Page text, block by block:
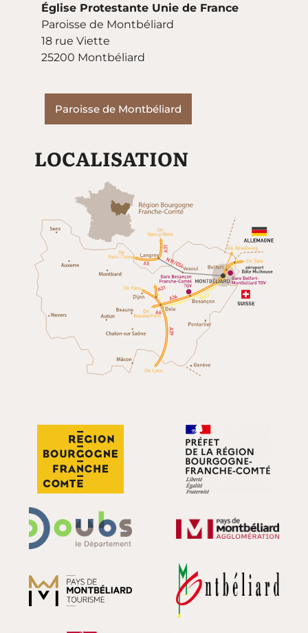
Église Protestante Unie de France
Paroisse de Montbéliard
18 rue Viette
25200 Montbéliard
Paroisse de Montbéliard
LOCALISATION